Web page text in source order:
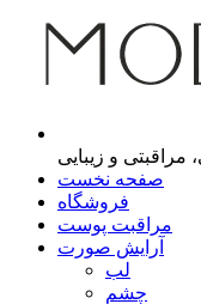
مراقبتی و زیبایی
صفحه نخست
فروشگاه
مراقبت پوست
آرایش صورت
لب
چشم